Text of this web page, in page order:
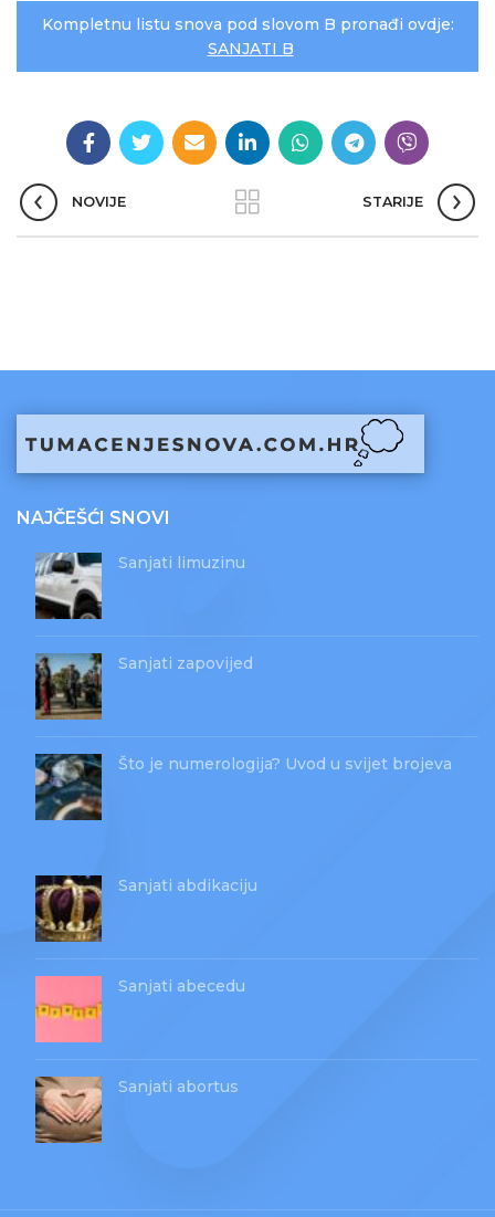
Kompletnu listu snova pod slovom B pronađi ovdje:
SANJATI B
NOVIJE STARIJE
NAJČEŠĆI SNOVI
Sanjati limuzinu
Sanjati zapovijed
Što je numerologija? Uvod u svijet brojeva
Sanjati abdikaciju
Sanjati abecedu
Sanjati abortus